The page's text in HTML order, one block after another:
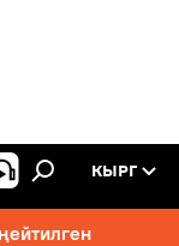
КЫРГ